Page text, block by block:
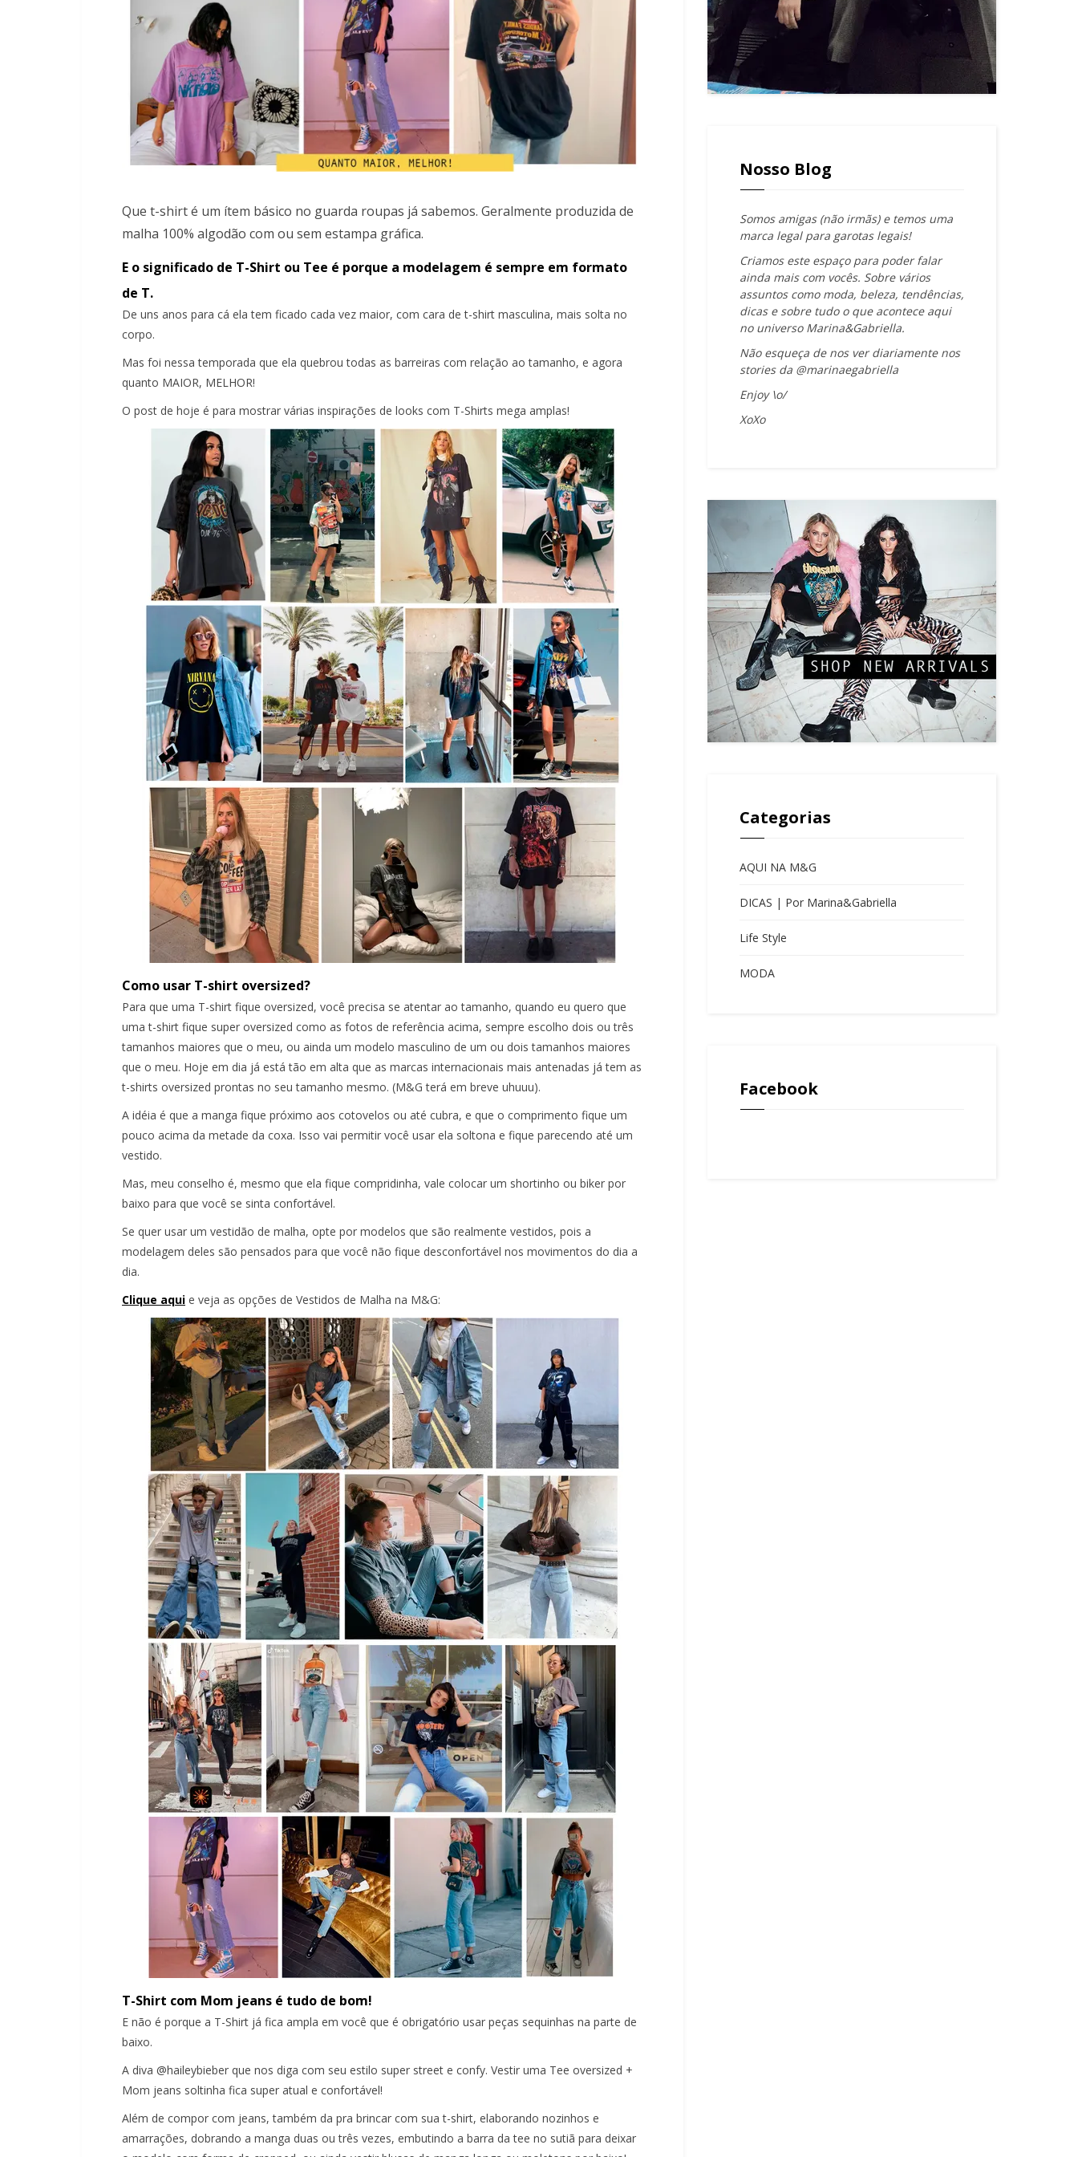
Que t-shirt é um ítem básico no guarda roupas já sabemos. Geralmente produzida de
malha 100% algodão com ou sem estampa gráfica.
E o significado de T-Shirt ou Tee é porque a modelagem é sempre em formato
de T.
De uns anos para cá ela tem ficado cada vez maior, com cara de t-shirt masculina, mais solta no
corpo.
Mas foi nessa temporada que ela quebrou todas as barreiras com relação ao tamanho, e agora
quanto MAIOR, MELHOR!
O post de hoje é para mostrar várias inspirações de looks com T-Shirts mega amplas!
Como usar T-shirt oversized?
Para que uma T-shirt fique oversized, você precisa se atentar ao tamanho, quando eu quero que
uma t-shirt fique super oversized como as fotos de referência acima, sempre escolho dois ou três
tamanhos maiores que o meu, ou ainda um modelo masculino de um ou dois tamanhos maiores
que o meu. Hoje em dia já está tão em alta que as marcas internacionais mais antenadas já tem as
t-shirts oversized prontas no seu tamanho mesmo. (M&G terá em breve uhuuu).
A idéia é que a manga fique próximo aos cotovelos ou até cubra, e que o comprimento fique um
pouco acima da metade da coxa. Isso vai permitir você usar ela soltona e fique parecendo até um
vestido.
Mas, meu conselho é, mesmo que ela fique compridinha, vale colocar um shortinho ou biker por
baixo para que você se sinta confortável.
Se quer usar um vestidão de malha, opte por modelos que são realmente vestidos, pois a
modelagem deles são pensados para que você não fique desconfortável nos movimentos do dia a
dia.
Clique aqui e veja as opções de Vestidos de Malha na M&G:
T-Shirt com Mom jeans é tudo de bom!
E não é porque a T-Shirt já fica ampla em você que é obrigatório usar peças sequinhas na parte de
baixo.
A diva @haileybieber que nos diga com seu estilo super street e confy. Vestir uma Tee oversized +
Mom jeans soltinha fica super atual e confortável!
Além de compor com jeans, também da pra brincar com sua t-shirt, elaborando nozinhos e
amarrações, dobrando a manga duas ou três vezes, embutindo a barra da tee no sutiã para deixar
Nosso Blog
Somos amigas (não irmãs) e temos uma
marca legal para garotas legais!
Criamos este espaço para poder falar
ainda mais com vocês. Sobre vários
assuntos como moda, beleza, tendências,
dicas e sobre tudo o que acontece aqui
no universo Marina&Gabriella.
Não esqueça de nos ver diariamente nos
stories da @marinaegabriella
Enjoy \o/
XoXo
Categorias
AQUI NA M&G
DICAS | Por Marina&Gabriella
Life Style
MODA
Facebook